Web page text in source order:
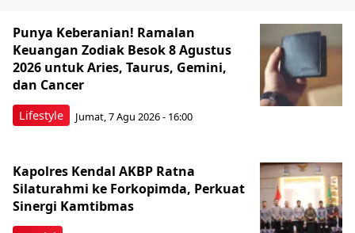
Lifestyle
Punya Keberanian! Ramalan
Keuangan Zodiak Besok 8 Agustus
2026 untuk Aries, Taurus, Gemini,
dan Cancer
Jumat, 7 Agu 2026 - 16:00
Kapolres Kendal AKBP Ratna
Silaturahmi ke Forkopimda, Perkuat
Sinergi Kamtibmas